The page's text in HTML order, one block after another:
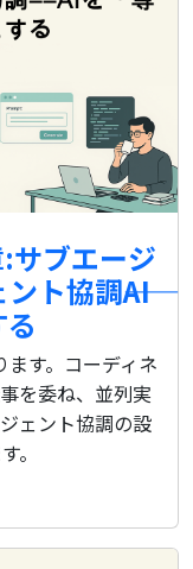
サブエージ
ト協調――AI
す。コーディネ
を委ね、並列実
ェント協調の設
。